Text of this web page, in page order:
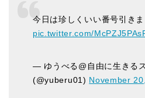
今日は珍しくいい番号引き
pic.twitter.com/
— ゆうべる@自由に生きる
(@yuberu01) November